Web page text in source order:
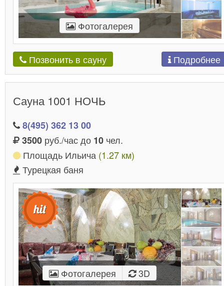
Фотогалерея
Позвонить в сауну Подробнее
Сауна 1001 НОЧЬ
8(495) 362 13 00
3500 руб./час до 10 чел.
Площадь Ильича (1.27 км)
Турецкая баня
Фотогалерея 3D